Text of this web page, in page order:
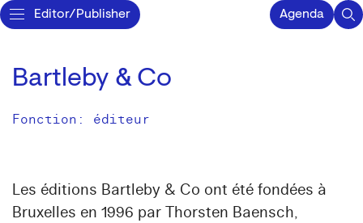
Editor/Publisher Agenda
Bartleby & Co
Fonction: éditeur
Les éditions Bartleby & Co ont été fondées à
Bruxelles en 1996 par Thorsten Baensch,